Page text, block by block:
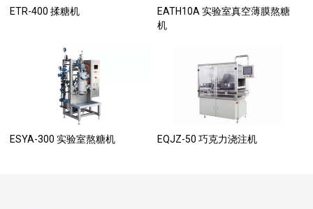
ETR-400 揉糖机
EATH10A 实验室真空薄膜熬糖
机
ESYA-300 实验室熬糖机 EQJZ-50 巧克力浇注机